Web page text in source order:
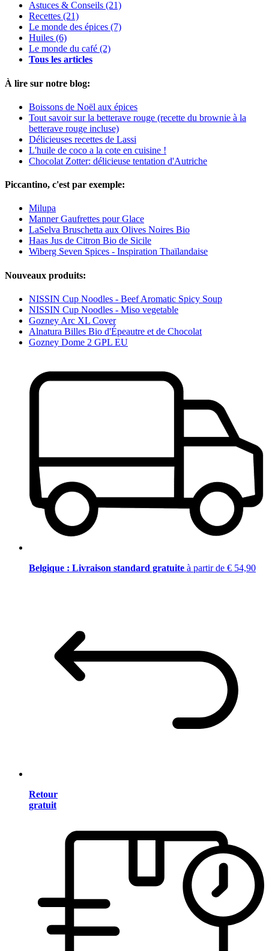
Astuces & Conseils (21)
Recettes (21)
Le monde des épices (7)
Huiles (6)
Le monde du café (2)
Tous les articles
À lire sur notre blog:
Boissons de Noël aux épices
Tout savoir sur la betterave rouge (recette du brownie à la
betterave rouge incluse)
Délicieuses recettes de Lassi
L'huile de coco a la cote en cuisine !
Chocolat Zotter: délicieuse tentation d'Autriche
Piccantino, c'est par exemple:
Milupa
Manner Gaufrettes pour Glace
LaSelva Bruschetta aux Olives Noires Bio
Haas Jus de Citron Bio de Sicile
Wiberg Seven Spices - Inspiration Thaïlandaise
Nouveaux produits:
NISSIN Cup Noodles - Beef Aromatic Spicy Soup
NISSIN Cup Noodles - Miso vegetable
Gozney Arc XL Cover
Alnatura Billes Bio d'Épeautre et de Chocolat
Gozney Dome 2 GPL EU
Belgique : Livraison standard gratuite à partir de € 54,90
Retour
gratuit